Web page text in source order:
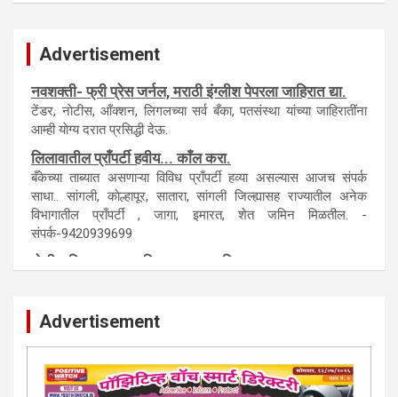
Advertisement
नवशक्ती- फ्री प्रेस जर्नल, मराठी इंग्लीश पेपरला जाहिरात द्या.
टेंडर, नाेटीस, आँक्शन, लिगलच्या सर्व बँका, पतसंस्था यांच्या जाहिरातींना
आम्ही याेग्य दरात प्रसिद्धी देऊ.
लिलावातील प्राँपर्टी हवीय... काँल करा.
बँकेच्या ताब्यात असणाऱ्या विविध प्राँपर्टी हव्या असल्यास आजच संपर्क
साधा.. सांगली, काेल्हापूर, सातारा, सांगली जिल्ह्यासह राज्यातील अनेक
विभागातील प्राँपर्टी , जागा, इमारत, शेत जमिन मिळतील. -
संपर्क-9420939699
कायदेशीर सल्ला या मार्गदर्शन पाहिजे. संपर्क साधा-
परिस्थितीनुसार तुम्ही जर आर्थिक, शैक्षणिक, सामाजिक समस्या, गुन्हेगारी,
शारीरीक त्रास, फसवणूक सारख्या प्रकरणात अडकला असाल, काेर्टाची
पायरी चढला असाल तर चिंता नकाे.. आम्ही मदत करू. मार्गदर्शन करू,
Advertisement